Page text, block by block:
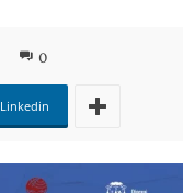
0
Linkedin